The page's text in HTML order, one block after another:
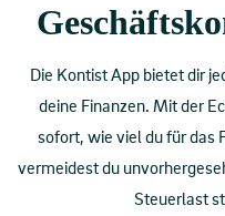
Die Kontist App bietet dir
deine Finanzen. Mit der
sofort, wie viel du für das
vermeidest du
Steuerlast